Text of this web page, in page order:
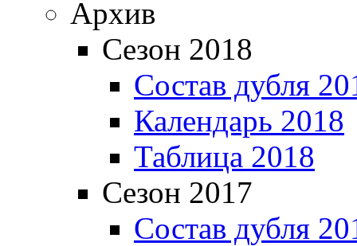
Архив
Сезон 2018
Состав дубля
Календарь 2018
Таблица 2018
Сезон 2017
Состав дубля